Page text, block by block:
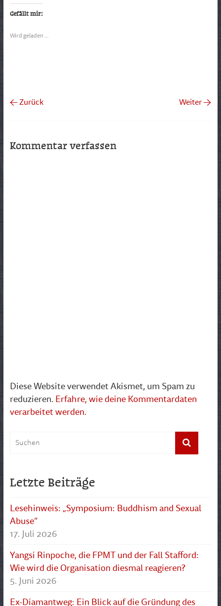
Gefällt mir:
Wird geladen …
← Zurück Weiter →
Kommentar verfassen
Diese Website verwendet Akismet, um Spam zu
reduzieren. Erfahre, wie deine Kommentardaten
verarbeitet werden.
Letzte Beiträge
Lesehinweis: „Symposium: Buddhism and Sexual
Abuse“
17. Juli 2026
Yangsi Rinpoche, die FPMT und der Fall Stafford:
Wie wird die Organisation diesmal reagieren?
5. Juni 2026
Ex-Diamantweg: Ein Blick auf die Gründung des